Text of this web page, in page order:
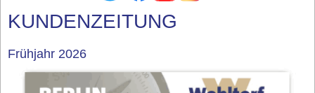
KUNDENZEITUNG
Frühjahr 2026